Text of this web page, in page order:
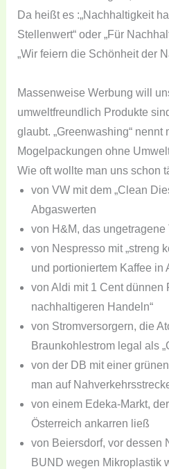
Da heißt es :„Nachhaltigkeit
Stellenwert“ oder „Für
„Wir feiern die Schönheit der
Massenweise Werbung will
umweltfreundlich Produkte
glaubt. „Greenwashing“ nennt
Mogelpackungen ohne
Wie oft wollte man uns schon
von VW mit dem „Clean
Abgaswerten
von H&M, das ungetragene
von Nespresso mit „streng
und portioniertem Kaffee in
von Aldi mit 1 Cent dünnen
nachhaltigeren Handeln“
von Stromversorgern, die
Braunkohlestrom legal als
von der DB mit einer
man auf
von einem Edeka-Markt,
Österreich ankarren ließ
von Beiersdorf, vor dessen
BUND wegen Mikroplastik